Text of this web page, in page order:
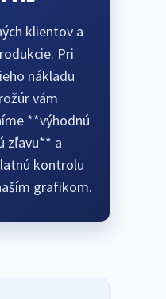
klientov a
Pri
nákladu
vám
**výhodnú
zľavu** a
kontrolu
grafikom.